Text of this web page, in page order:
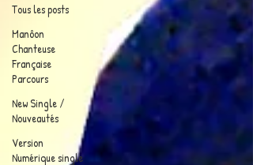
Tous les posts
Manôon
Chanteuse
Française
Parcours
New Single /
Nouveautés
Version
Numérique single